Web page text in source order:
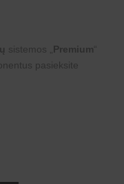
sistemos „ Premium “
pasieksite